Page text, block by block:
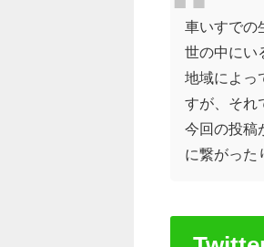
車いすでの
世の中にい
地域によっ
すが、それ
今回の投稿
に繋がった